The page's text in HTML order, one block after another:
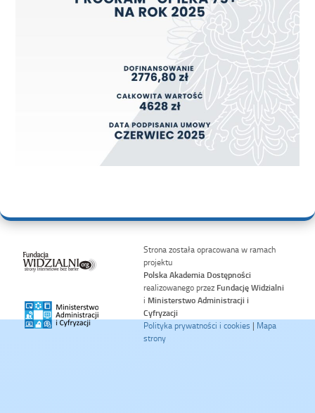
Strona została opracowana w ramach
projektu
Polska Akademia Dostępności
realizowanego przez Fundację Widzialni
i Ministerstwo Administracji i
Cyfryzacji
Polityka prywatności i cookies | Mapa
strony